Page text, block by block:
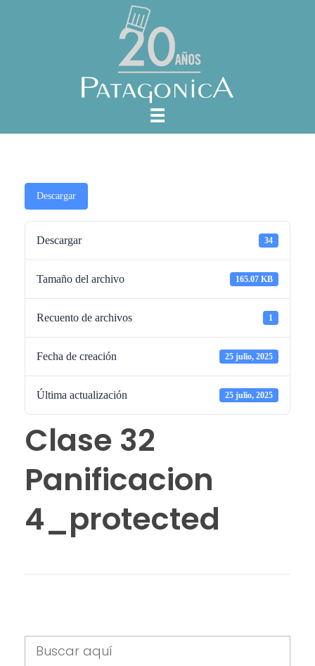
Descargar
Descargar 34
Tamaño del archivo 165.07 KB
Recuento de archivos 1
Fecha de creación 25 julio, 2025
Última actualización 25 julio, 2025
Clase 32
Panificacion
4_protected